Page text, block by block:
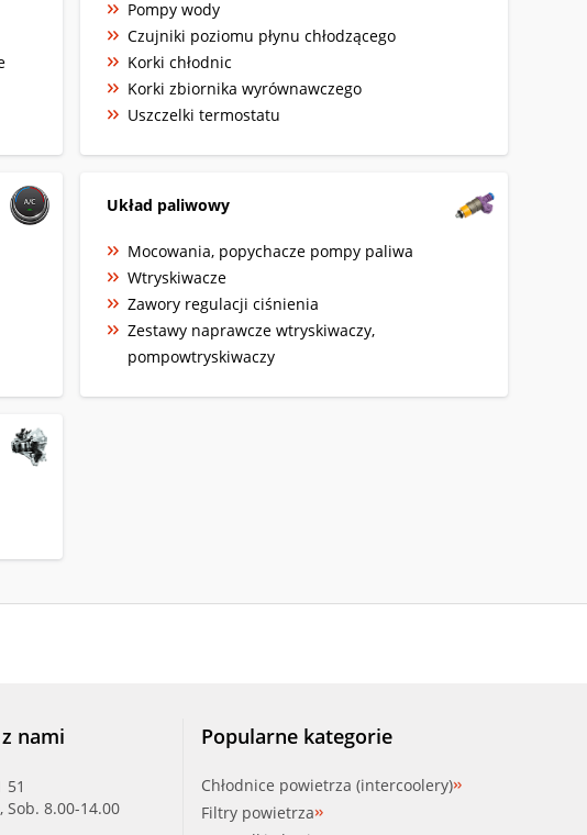
Pompy wody
Czujniki poziomu płynu chłodzącego
Korki chłodnic
Korki zbiornika wyrównawczego
Uszczelki termostatu
Układ paliwowy
Mocowania, popychacze pompy paliwa
Wtryskiwacze
Zawory regulacji ciśnienia
Zestawy naprawcze wtryskiwaczy,
pompowtryskiwaczy
nami
51
Sob. 8.00-14.00
Popularne kategorie
Chłodnice powietrza (intercoolery)
Filtry powietrza